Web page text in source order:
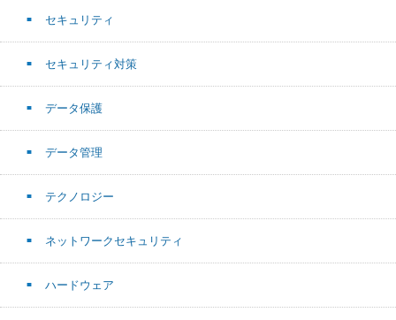
セキュリティ
セキュリティ対策
データ保護
データ管理
テクノロジー
ネットワークセキュリティ
ハードウェア